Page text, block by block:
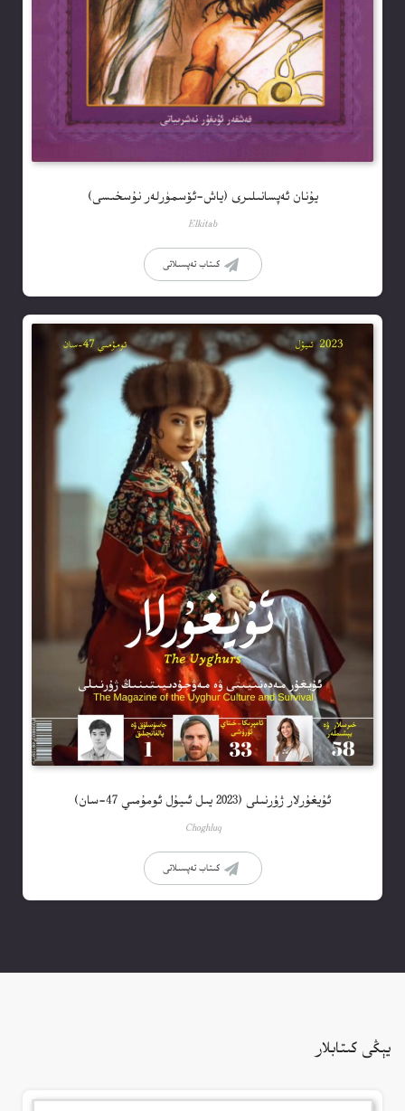
يۇنان ئەپسانىلىرى (ياش-ئۆسمۈرلەر نۇسخىسى)
Elkitab
كىتاب تەپسىلاتى
ئۇيغۇرلار ژۇرنىلى (2023 يىل ئىيۇل ئومۇمىي 47-سان)
Choghluq
كىتاب تەپسىلاتى
يېڭى كىتابلار